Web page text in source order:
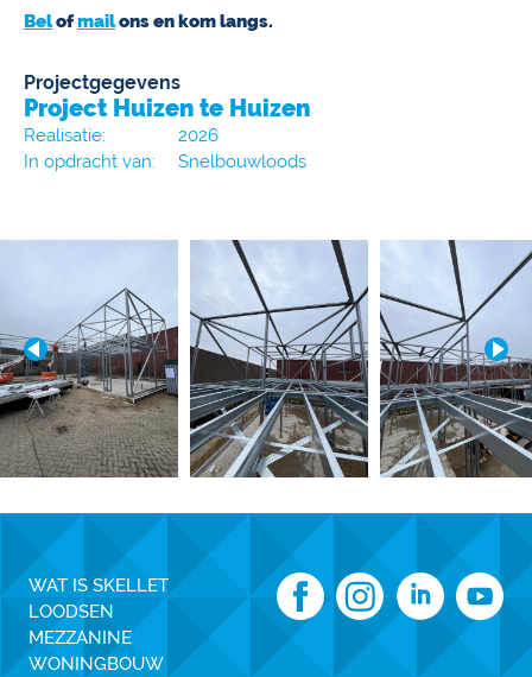
Belofmailons en kom langs.
Projectgegevens
Project Huizen te Huizen
Realisatie:
2026
In opdracht van:
Snelbouwloods
WAT IS SKELLET
LOODSEN
MEZZANINE
WONINGBOUW